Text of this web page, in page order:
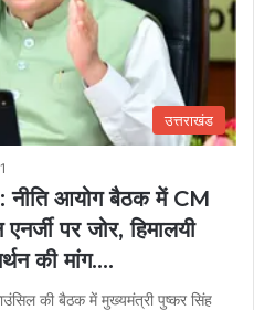
उत्तराखंड
1
आयोग बैठक में CM
पर जोर, हिमालयी
की मांग….
की बैठक में मुख्यमंत्री पुष्कर सिंह